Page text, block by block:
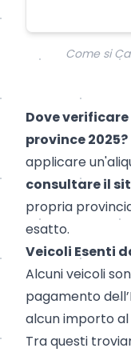
Come si
Dove
province 2025?
applicare
consultare il
propria
esatto.
Veicoli Esenti
Alcuni veicoli
pagamento
alcun importo
Tra questi